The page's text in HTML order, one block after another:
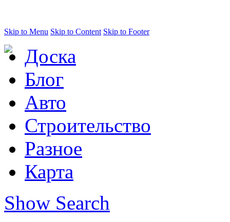
Skip to Menu Skip to Content Skip to Footer
Доска
Блог
Авто
Строительство
Разное
Карта
Show Search